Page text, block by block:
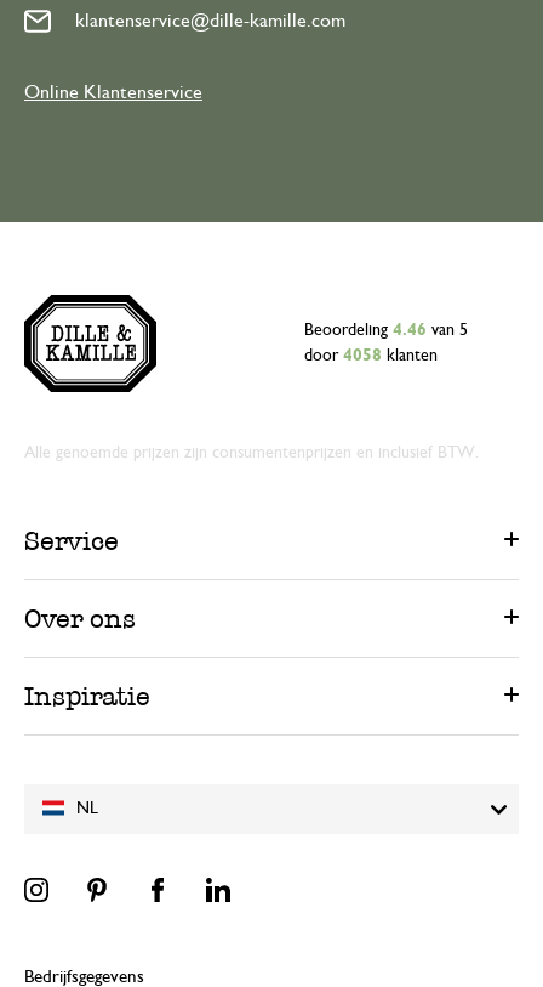
klantenservice@dille-kamille.com
Online Klantenservice
NL
Beoordeling 4.46 van 5
door 4058 klanten
Alle genoemde prijzen zijn consumentenprijzen en inclusief BTW.
Service
Over ons
Inspiratie
Bedrijfsgegevens